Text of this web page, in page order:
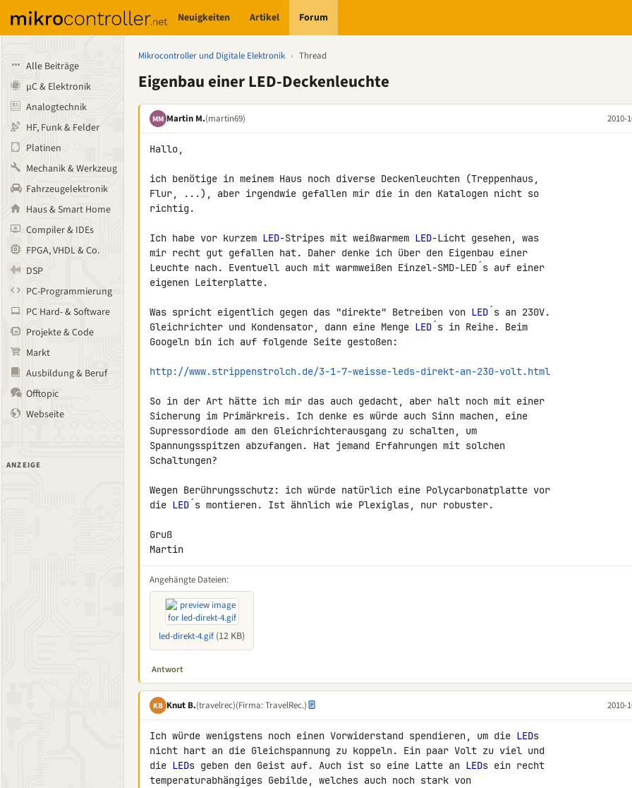
Neuigkeiten Artikel Forum
Alle Beiträge
µC & Elektronik
Analogtechnik
HF, Funk & Felder
Platinen
Mechanik & Werkzeug
Fahrzeugelektronik
Haus & Smart Home
Compiler & IDEs
FPGA, VHDL & Co.
DSP
PC-Programmierung
PC Hard- & Software
Projekte & Code
Markt
Ausbildung & Beruf
Offtopic
Webseite
ANZEIGE
Mikrocontroller und Digitale Elektronik › Thread
Eigenbau einer LED-Deckenleuchte
MM Martin M.(martin69) 2010-
Hallo,
ich benötige in meinem Haus noch diverse Deckenleuchten (Treppenhaus,
Flur, ...), aber irgendwie gefallen mir die in den Katalogen nicht so
richtig.
Ich habe vor kurzem LED-Stripes mit weißwarmem LED-Licht gesehen, was
mir recht gut gefallen hat. Daher denke ich über den Eigenbau einer
Leuchte nach. Eventuell auch mit warmweißen Einzel-SMD-LED´s auf einer
eigenen Leiterplatte.
Was spricht eigentlich gegen das "direkte" Betreiben von LED ´s an 230V.
Gleichrichter und Kondensator, dann eine Menge LED ´s in Reihe. Beim
Googeln bin ich auf folgende Seite gestoßen:
http://www.strippenstrolch.de/3-1-7-weisse-leds-direkt-an-230-volt.html
So in der Art hätte ich mir das auch gedacht, aber halt noch mit einer
Sicherung im Primärkreis. Ich denke es würde auch Sinn machen, eine
Supressordiode am den Gleichrichterausgang zu schalten, um
Spannungsspitzen abzufangen. Hat jemand Erfahrungen mit solchen
Schaltungen?
Wegen Berührungsschutz: ich würde natürlich eine Polycarbonatplatte vor
die LED ´s montieren. Ist ähnlich wie Plexiglas, nur robuster.
Gruß
Martin
Angehängte Dateien:
led-direkt-4.gif (12 KB)
Antwort
KB Knut B.(travelrec)(Firma: TravelRec.) 2010-
Ich würde wenigstens noch einen Vorwiderstand spendieren, um die LEDs
nicht hart an die Gleichspannung zu koppeln. Ein paar Volt zu viel und
die LEDs geben den Geist auf. Auch ist so eine Latte an LEDs ein recht
temperaturabhängiges Gebilde, welches auch noch stark von